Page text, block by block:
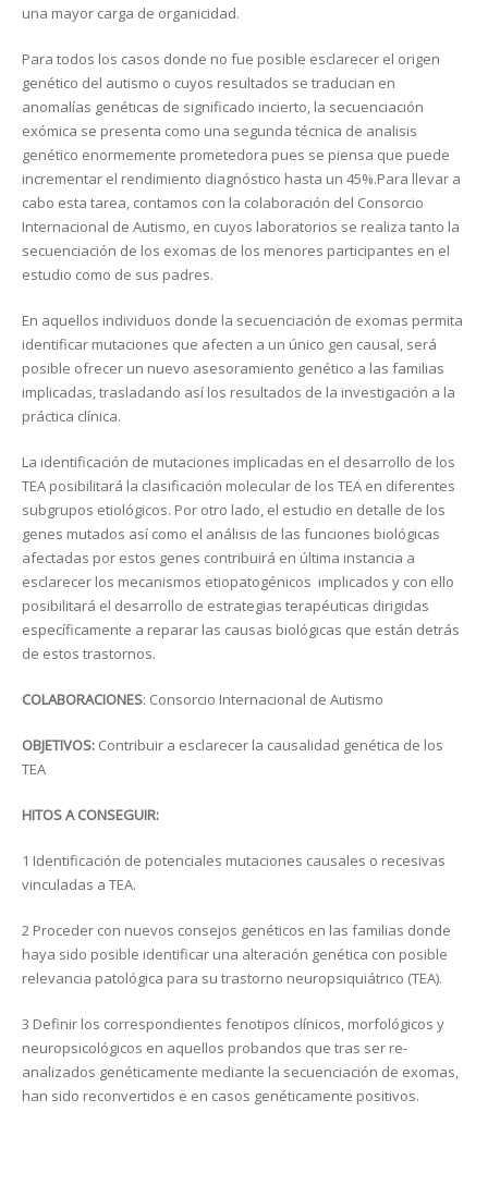
una mayor carga de organicidad.
Para todos los casos donde no fue posible esclarecer el origen
genético del autismo o cuyos resultados se traducian en
anomalías genéticas de significado incierto, la secuenciación
exómica se presenta como una segunda técnica de analisis
genético enormemente prometedora pues se piensa que puede
incrementar el rendimiento diagnóstico hasta un 45%.Para llevar a
cabo esta tarea, contamos con la colaboración del Consorcio
Internacional de Autismo, en cuyos laboratorios se realiza tanto la
secuenciación de los exomas de los menores participantes en el
estudio como de sus padres.
En aquellos individuos donde la secuenciación de exomas permita
identificar mutaciones que afecten a un único gen causal, será
posible ofrecer un nuevo asesoramiento genético a las familias
implicadas, trasladando así los resultados de la investigación a la
práctica clínica.
La identificación de mutaciones implicadas en el desarrollo de los
TEA posibilitará la clasificación molecular de los TEA en diferentes
subgrupos etiológicos. Por otro lado, el estudio en detalle de los
genes mutados así como el análisis de las funciones biológicas
afectadas por estos genes contribuirá en última instancia a
esclarecer los mecanismos etiopatogénicos implicados y con ello
posibilitará el desarrollo de estrategias terapéuticas dirigidas
específicamente a reparar las causas biológicas que están detrás
de estos trastornos.
COLABORACIONES: Consorcio Internacional de Autismo
OBJETIVOS: Contribuir a esclarecer la causalidad genética de los
TEA
HITOS A CONSEGUIR:
1 Identificación de potenciales mutaciones causales o recesivas
vinculadas a TEA.
2 Proceder con nuevos consejos genéticos en las familias donde
haya sido posible identificar una alteración genética con posible
relevancia patológica para su trastorno neuropsiquiátrico (TEA).
3 Definir los correspondientes fenotipos clínicos, morfológicos y
neuropsicológicos en aquellos probandos que tras ser re-
analizados genéticamente mediante la secuenciación de exomas,
han sido reconvertidos e en casos genéticamente positivos.